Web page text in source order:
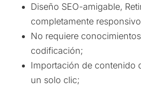
Diseño SEO-amigable,
completamente
No requiere
codificación;
Importación de contenido
un solo clic;